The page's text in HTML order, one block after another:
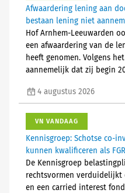
Afwaardering lening aan
bestaan lening niet
Hof Arnhem-Leeuwarden
een afwaardering van de
heeft genomen. Volgens
aannemelijk dat zij begin
4 augustus 2026
VN VANDAAG
Kennisgroep: Schotse co-
kunnen kwalificeren als FGR
De Kennisgroep
rechtsvormen verduidelijkt
en een carried interest